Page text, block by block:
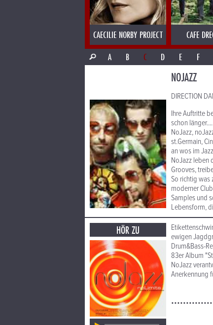
CAECILIE NORBY PROJECT CAFE
A
B C D E F
NOJAZZ
DIRECTION
Ihre Auftritte
schon länger....
NoJazz,
st.Germain,
an wos im
NoJazz leben
Grooves,
So richtig was
moderner
Samples und
Lebensform,
HÖR ZU
ewigen
Drum&Bass-
83er Album
NoJazz
Anerkennung